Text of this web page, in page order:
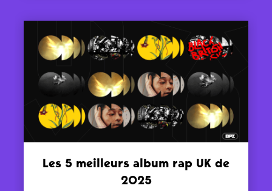
Les 5 meilleurs album rap UK de
2025